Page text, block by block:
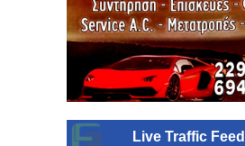
Live Traffic Feed